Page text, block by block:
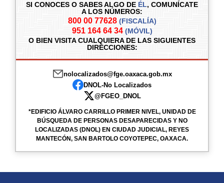
SI CONOCES O SABES ALGO DE ÉL, COMUNÍCATE
A LOS NÚMEROS:
800 00 77628 (FISCALÍA)
951 164 64 34 (MÓVIL)
O BIEN VISITA CUALQUIERA DE LAS SIGUIENTES
DIRECCIONES:
nolocalizados@fge.oaxaca.gob.mx
DNOL-No Localizados
@FGEO_DNOL
*EDIFICIO ÁLVARO CARRILLO PRIMER NIVEL, UNIDAD DE
BÚSQUEDA DE PERSONAS DESAPARECIDAS Y NO
LOCALIZADAS (DNOL) EN CIUDAD JUDICIAL, REYES
MANTECÓN, SAN BARTOLO COYOTEPEC, OAXACA.